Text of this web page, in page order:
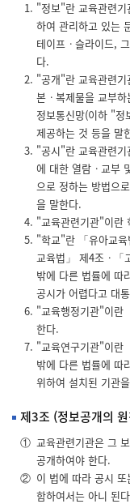
"정보"란 교육관련
하여 관리하고 있는
테이프ㆍ슬라이드,
다.
"공개"란 교육관련
본ㆍ복제물을 교부
정보통신망(이하 "정
제공하는 것 등을 말
"공시"란 교육관련
에 대한 열람ㆍ교부
으로 정하는 방법으
을 말한다.
"교육관련기관"이란
"학교"란 「유아교
교육법」 제4조ㆍ「
밖에 다른 법률에 따
공시가 어렵다고 대
"교육행정기관"이란
한다.
"교육연구기관"이란
밖에 다른 법률에 따
위하여 설치된 기관
제3조 (정보공개의
① 교육관련기관은 그
공개하여야 한다.
② 이 법에 따라 공시
함하여서는 아니 된